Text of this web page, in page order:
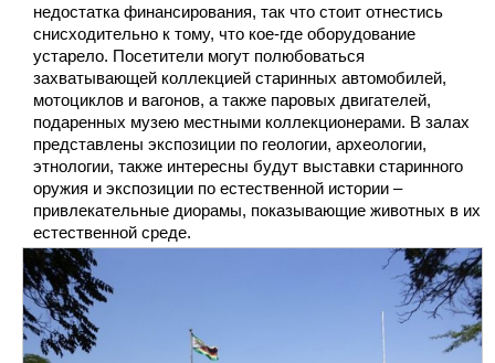
недостатка финансирования, так что стоит отнестись
снисходительно к тому, что кое-где оборудование
устарело. Посетители могут полюбоваться
захватывающей коллекцией старинных автомобилей,
мотоциклов и вагонов, а также паровых двигателей,
подаренных музею местными коллекционерами. В залах
представлены экспозиции по геологии, археологии,
этнологии, также интересны будут выставки старинного
оружия и экспозиции по естественной истории –
привлекательные диорамы, показывающие животных в их
естественной среде.